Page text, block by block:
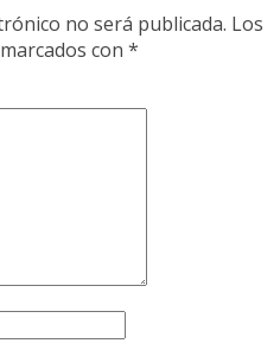
no será publicada. Los
con *